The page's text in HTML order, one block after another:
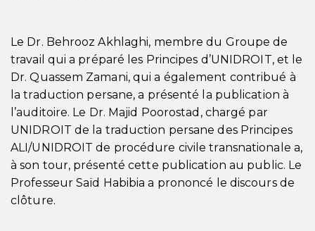
Le Dr. Behrooz Akhlaghi, membre du Groupe de
travail qui a préparé les Principes d’UNIDROIT, et le
Dr. Quassem Zamani, qui a également contribué à
la traduction persane, a présenté la publication à
l’auditoire. Le Dr. Majid Poorostad, chargé par
UNIDROIT de la traduction persane des Principes
ALI/UNIDROIT de procédure civile transnationale a,
à son tour, présenté cette publication au public. Le
Professeur Saïd Habibia a prononcé le discours de
clôture.